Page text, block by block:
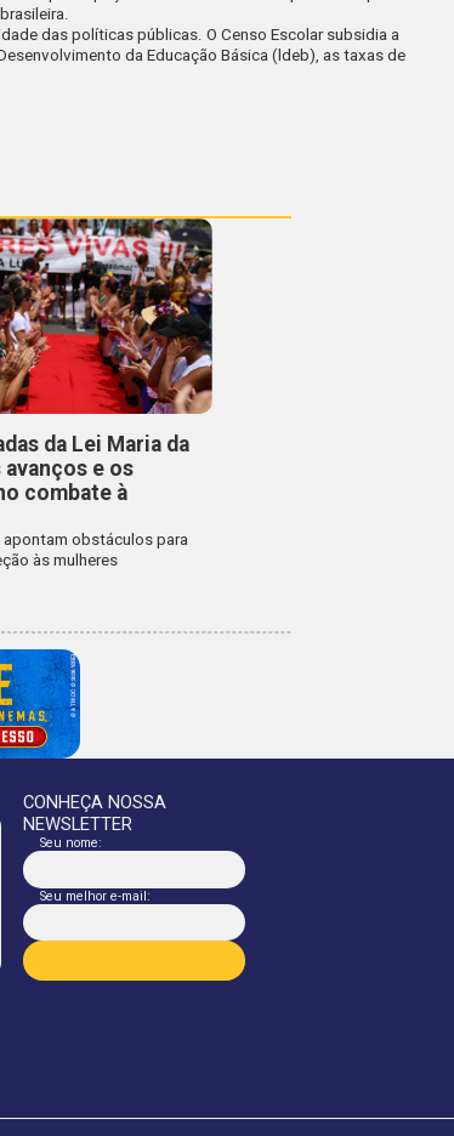
das políticas públicas. O Censo Escolar subsidia a
da Educação Básica (ldeb), as taxas de
da Lei Maria da
avanços e os
combate à
apontam obstáculos para
às mulheres
CONHEÇA NOSSA
NEWSLETTER
Seu nome:
Seu melhor e-mail: